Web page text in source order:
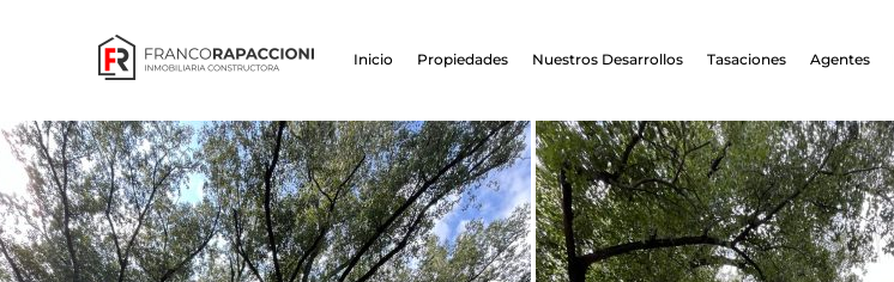
Inicio Propiedades Nuestros Desarrollos Tasaciones Agentes